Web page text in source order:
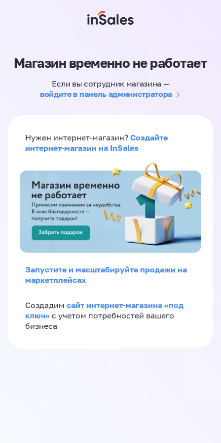
Магазин временно не работает
Если вы сотрудник магазина —
войдите в панель администратора
Нужен интернет-магазин? Создайте
интернет-магазин на InSales
Запустите и масштабируйте продажи на
маркетплейсах
Создадим сайт интернет-магазина «под
ключ» с учетом потребностей вашего
бизнеса